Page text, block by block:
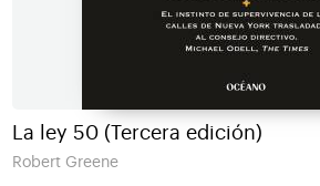
La ley 50 (Tercera edición)
Robert Greene